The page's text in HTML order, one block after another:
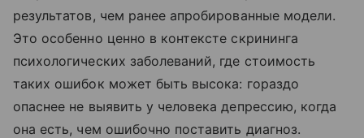
результатов, чем ранее апробированные модели.
Это особенно ценно в контексте скрининга
психологических заболеваний, где стоимость
таких ошибок может быть высока: гораздо
опаснее не выявить у человека депрессию, когда
она есть, чем ошибочно поставить диагноз.